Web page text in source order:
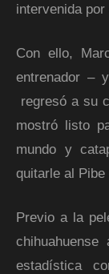
intervenida
Con ello,
entrenador –
regresó a su
mostró listo
mundo y
quitarle al
Previo a la
estadística